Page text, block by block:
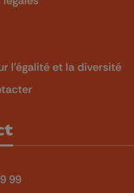
l'égalité et la diversité
99